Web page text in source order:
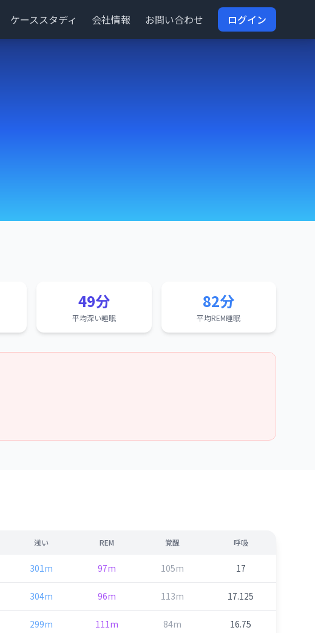
ケーススタディ 会社情報 お問い合わせ ログイン
49分
平均深い睡眠
82分
平均REM睡眠
浅い REM 覚醒 呼吸
301m 97m 105m 17
304m 96m 113m 17.125
299m 111m 84m 16.75